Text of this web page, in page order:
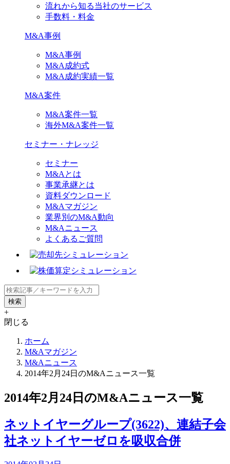
流れから知る当社のサービス
手数料・料金
M&A事例
M&A事例
M&A成約式
M&A成約実績一覧
M&A案件
M&A案件一覧
海外M&A案件一覧
セミナー・ナレッジ
セミナー
M&Aとは
事業承継とは
資料ダウンロード
M&Aマガジン
業界別のM&A動向
M&Aニュース
よくあるご質問
+
閉じる
ホーム
M&Aマガジン
M&Aニュース
2014年2月24日のM&Aニュース一覧
2014年2月24日のM&Aニュース一覧
ネットイヤーグループ(3622)、連結子会
社ネットイヤーゼロを吸収合併